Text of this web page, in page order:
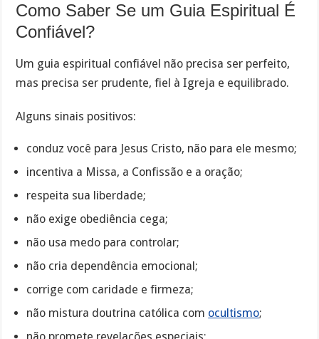
Como Saber Se um Guia Espiritual É
Confiável?
Um guia espiritual confiável não precisa ser perfeito,
mas precisa ser prudente, fiel à Igreja e equilibrado.
Alguns sinais positivos:
conduz você para Jesus Cristo, não para ele mesmo;
incentiva a Missa, a Confissão e a oração;
respeita sua liberdade;
não exige obediência cega;
não usa medo para controlar;
não cria dependência emocional;
corrige com caridade e firmeza;
não mistura doutrina católica com ocultismo;